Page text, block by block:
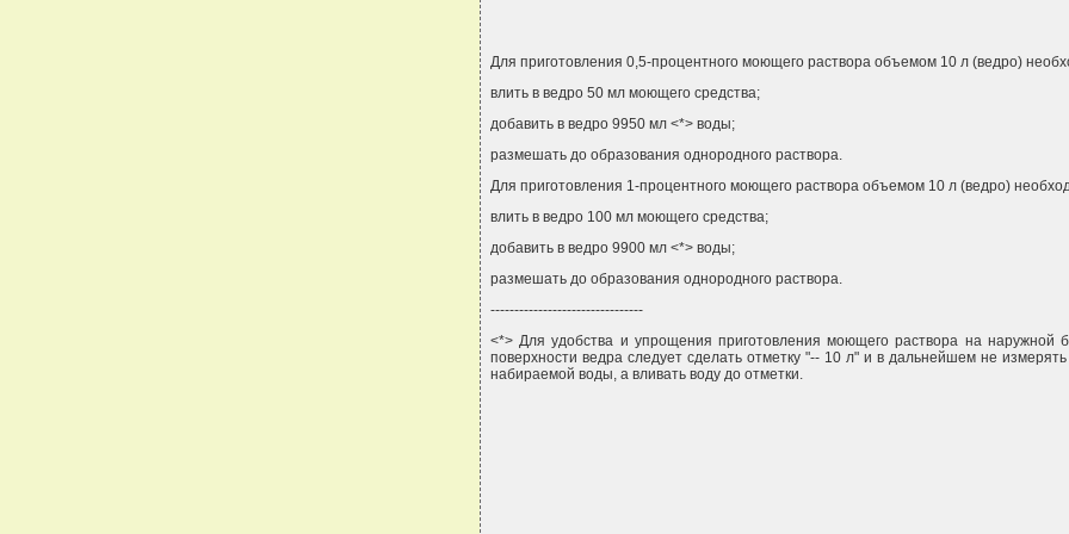
Для приготовления 0,5-процентного моющего раствора объемом 10 л (ведро)
влить в ведро 50 мл моющего средства;
добавить в ведро 9950 мл <*> воды;
размешать до образования однородного раствора.
Для приготовления 1-процентного моющего раствора объемом 10 л (ведро)
влить в ведро 100 мл моющего средства;
добавить в ведро 9900 мл <*> воды;
размешать до образования однородного раствора.
--------------------------------
<*> Для удобства и упрощения приготовления моющего раствора на наружной
поверхности ведра следует сделать отметку "-- 10 л" и в дальнейшем не
набираемой воды, а вливать воду до отметки.